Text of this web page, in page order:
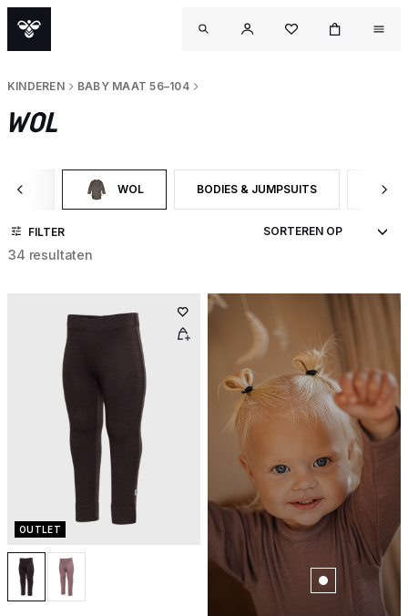
KINDEREN BABY MAAT 56–104
WOL
BABY MAAT 56–104
WOL GESELECTEERD MOMENTEEL GEFILTERD OP CATEGORY:
BODIES & JUMPSUITS
FILTER OP PRODUCTTYPE: BODIES &
FILTER
34 resultaten
OUTLET